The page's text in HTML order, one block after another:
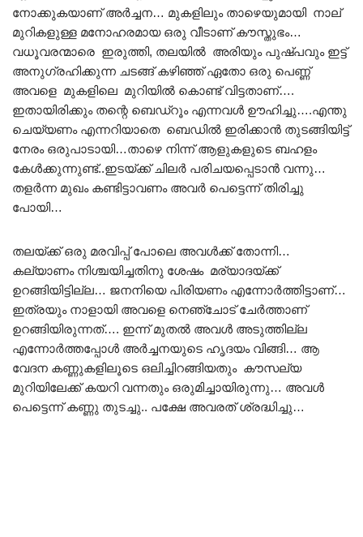
നോക്കുകയാണ് അർച്ചന… മുകളിലും താഴെയുമായി നാല്
മുറികളുള്ള മനോഹരമായ ഒരു വീടാണ് കൗസ്തുഭം…
വധൂവരന്മാരെ ഇരുത്തി, തലയിൽ അരിയും പുഷ്പവും ഇട്ട്
അനുഗ്രഹിക്കുന്ന ചടങ്ങ് കഴിഞ്ഞ് ഏതോ ഒരു പെണ്ണ്
അവളെ മുകളിലെ മുറിയിൽ കൊണ്ട് വിട്ടതാണ്….
ഇതായിരിക്കും തന്റെ ബെഡ്‌റൂം എന്നവൾ ഊഹിച്ചു….എന്തു
ചെയ്യണം എന്നറിയാതെ ബെഡിൽ ഇരിക്കാൻ തുടങ്ങിയിട്ട്
നേരം ഒരുപാടായി…താഴെ നിന്ന് ആളുകളുടെ ബഹളം
കേൾക്കുന്നുണ്ട്..ഇടയ്ക്ക് ചിലർ പരിചയപ്പെടാൻ വന്നു…
തളർന്ന മുഖം കണ്ടിട്ടാവണം അവർ പെട്ടെന്ന് തിരിച്ചു
പോയി…
തലയ്ക്ക് ഒരു മരവിപ്പ് പോലെ അവൾക്ക് തോന്നി…
കല്യാണം നിശ്ചയിച്ചതിനു ശേഷം മര്യാദയ്ക്ക്
ഉറങ്ങിയിട്ടില്ല… ജനനിയെ പിരിയണം എന്നോർത്തിട്ടാണ്…
ഇത്രയും നാളായി അവളെ നെഞ്ചോട് ചേർത്താണ്
ഉറങ്ങിയിരുന്നത്…. ഇന്ന് മുതൽ അവൾ അടുത്തില്ല
എന്നോർത്തപ്പോൾ അർച്ചനയുടെ ഹൃദയം വിങ്ങി… ആ
വേദന കണ്ണുകളിലൂടെ ഒലിച്ചിറങ്ങിയതും കൗസല്യ
മുറിയിലേക്ക് കയറി വന്നതും ഒരുമിച്ചായിരുന്നു… അവൾ
പെട്ടെന്ന് കണ്ണു തുടച്ചു.. പക്ഷേ അവരത് ശ്രദ്ധിച്ചു…